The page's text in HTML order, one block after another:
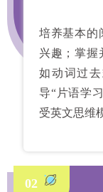
培养基本的
兴趣；掌握
如动词过
导“片语学
受英文思维
02